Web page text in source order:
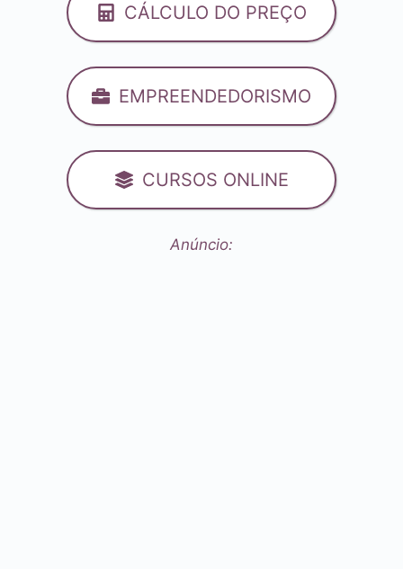
CÁLCULO DO PREÇO
EMPREENDEDORISMO
CURSOS ONLINE
Anúncio: